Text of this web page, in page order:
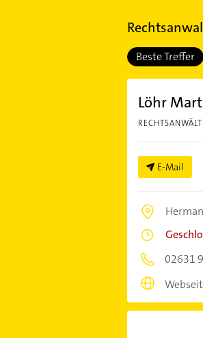
Beste Treffer
Löhr
E-Mail
02631